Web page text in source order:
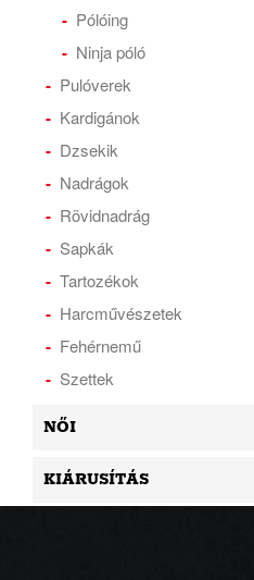
Pólóing
Ninja póló
Pulóverek
Kardigánok
Dzsekik
Nadrágok
Rövidnadrág
Sapkák
Tartozékok
Harcművészetek
Fehérnemű
Szettek
NŐI
KIÁRUSÍTÁS